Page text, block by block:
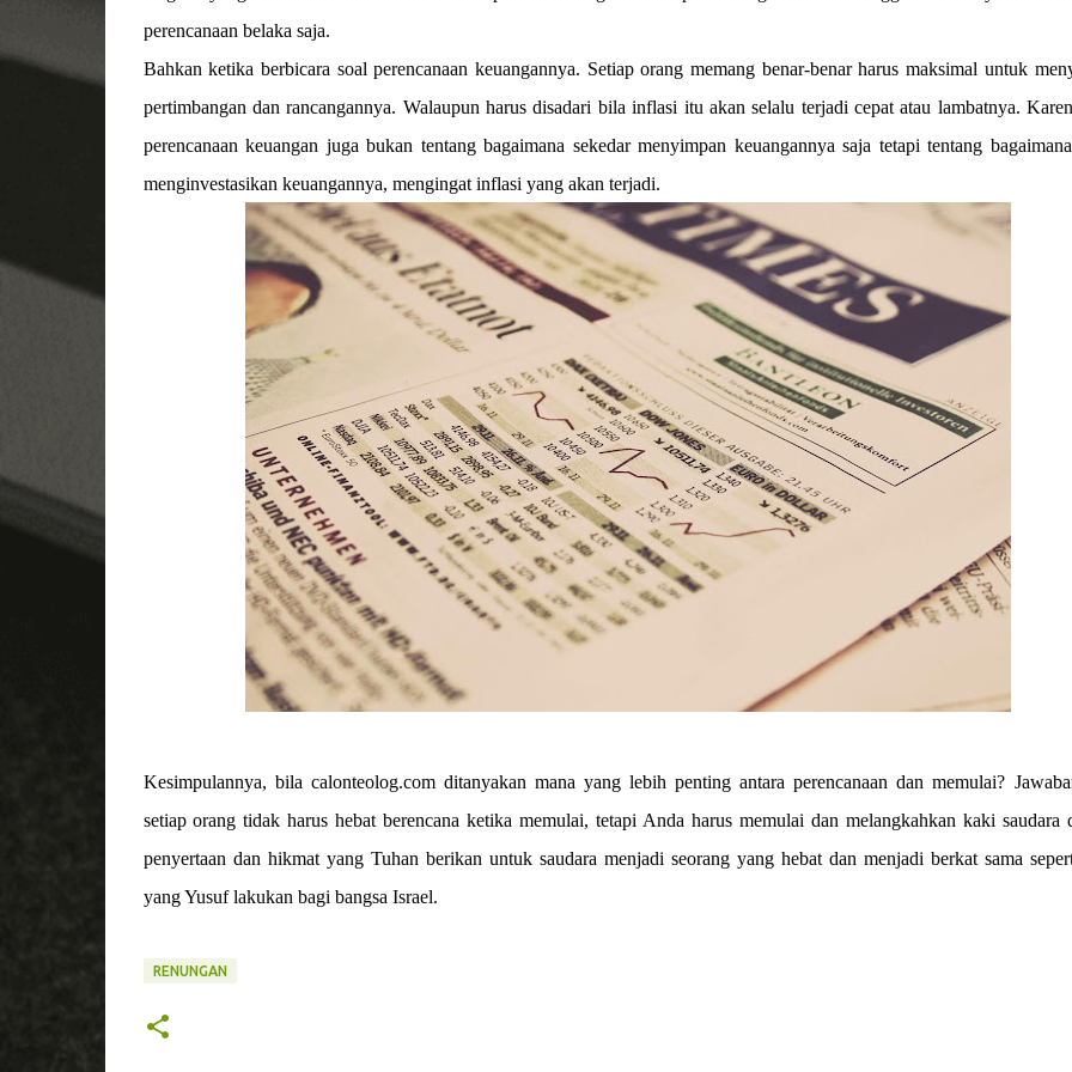
perencanaan belaka saja.
Bahkan ketika berbicara soal perencanaan keuangannya. Setiap orang memang benar-benar harus maksimal untuk
pertimbangan dan rancangannya. Walaupun harus disadari bila inflasi itu akan selalu terjadi cepat atau lambatnya.
perencanaan keuangan juga bukan tentang bagaimana sekedar menyimpan keuangannya saja tetapi tentang
menginvestasikan keuangannya, mengingat inflasi yang akan terjadi.
Kesimpulannya, bila calonteolog.com ditanyakan mana yang lebih penting antara perencanaan dan memulai?
setiap orang tidak harus hebat berencana ketika memulai, tetapi Anda harus memulai dan melangkahkan kaki saudara
penyertaan dan hikmat yang Tuhan berikan untuk saudara menjadi seorang yang hebat dan menjadi berkat sama
yang Yusuf lakukan bagi bangsa Israel.
RENUNGAN